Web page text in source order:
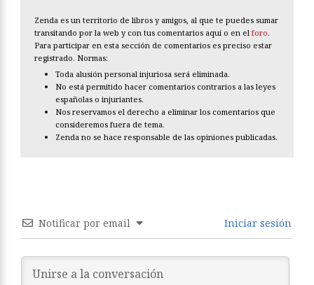
Zenda es un territorio de libros y amigos, al que te puedes sumar
transitando por la web y con tus comentarios aquí o en el foro.
Para participar en esta sección de comentarios es preciso estar
registrado. Normas:
Toda alusión personal injuriosa será eliminada.
No está permitido hacer comentarios contrarios a las leyes
españolas o injuriantes.
Nos reservamos el derecho a eliminar los comentarios que
consideremos fuera de tema.
Zenda no se hace responsable de las opiniones publicadas.
Notificar por email Iniciar sesión